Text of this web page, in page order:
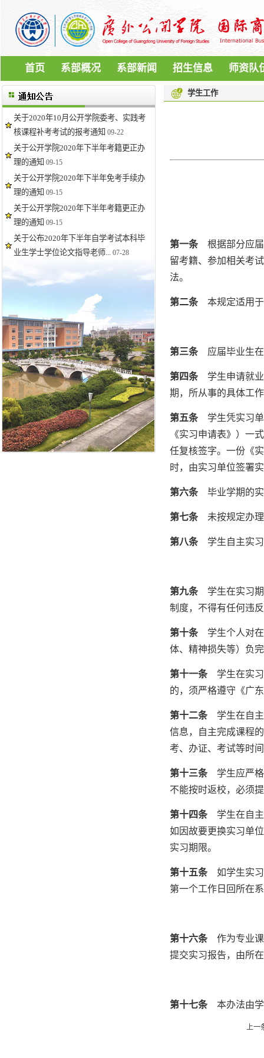
首页 系部概况 系部新闻 招生信息 师资队
关于2020年10月公开学院委考、实践考
核课程补考考试的报考通知 09-22
关于公开学院2020年下半年考籍更正办
理的通知 09-15
关于公开学院2020年下半年免考手续办
理的通知 09-15
关于公开学院2020年下半年考籍更正办
理的通知 09-15
关于公布2020年下半年自学考试本科毕
业生学士学位论文指导老师... 07-28
学生工作
第一条 根据部分应
留考籍、参加相关考
法。
第二条本规定适用于
第三条应届毕业生在
第四条 学生申请就
期，所从事的具体工
第五条学生凭实习单
《实习申请表》）一
任复核签字。一份《
时，由实习单位签署
第六条毕业学期的实
第七条未按规定办理
第八条学生自主实习
第九条学生在实习期
制度，不得有任何违
第十条学生个人对在
体、精神损失等）负
第十一条学生在实习
的，须严格遵守《广
第十二条学生在自主
信息，自主完成课程
考、办证、考试等时
第十三条学生应严格
不能按时返校，必须
第十四条学生在自主
如因故要更换实习单
实习期限。
第十五条如学生实习
第一个工作日回所在
第十六条作为专业课
提交实习报告，由所
第十七条本办法由学
上一